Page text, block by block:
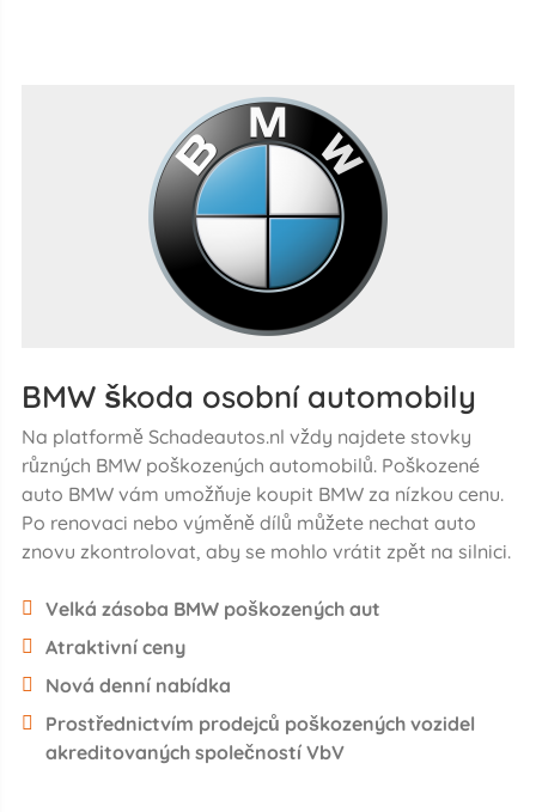
BMW škoda osobní automobily
Na platformě Schadeautos.nl vždy najdete stovky
různých BMW poškozených automobilů. Poškozené
auto BMW vám umožňuje koupit BMW za nízkou cenu.
Po renovaci nebo výměně dílů můžete nechat auto
znovu zkontrolovat, aby se mohlo vrátit zpět na silnici.
Velká zásoba BMW poškozených aut
Atraktivní ceny
Nová denní nabídka
Prostřednictvím prodejců poškozených vozidel
akreditovaných společností VbV